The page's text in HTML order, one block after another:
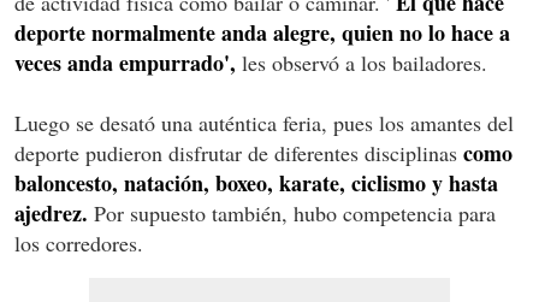
deporte normalmente anda alegre, quien no lo hace a
veces anda empurrado', les observó a los bailadores.
Luego se desató una auténtica feria, pues los amantes del
deporte pudieron disfrutar de diferentes disciplinas como
baloncesto, natación, boxeo, karate, ciclismo y hasta
ajedrez. Por supuesto también, hubo competencia para
los corredores.